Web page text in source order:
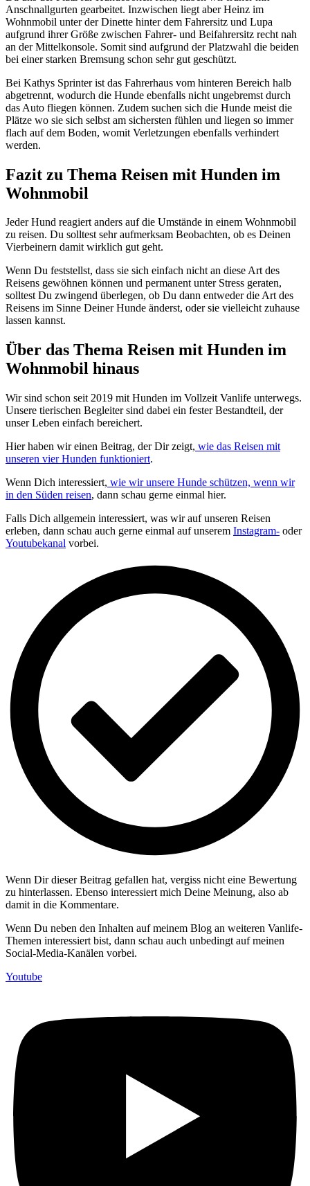
Anschnallgurten gearbeitet. Inzwischen liegt aber Heinz im
Wohnmobil unter der Dinette hinter dem Fahrersitz und Lupa
aufgrund ihrer Größe zwischen Fahrer- und Beifahrersitz recht nah
an der Mittelkonsole. Somit sind aufgrund der Platzwahl die beiden
bei einer starken Bremsung schon sehr gut geschützt.
Bei Kathys Sprinter ist das Fahrerhaus vom hinteren Bereich halb
abgetrennt, wodurch die Hunde ebenfalls nicht ungebremst durch
das Auto fliegen können. Zudem suchen sich die Hunde meist die
Plätze wo sie sich selbst am sichersten fühlen und liegen so immer
flach auf dem Boden, womit Verletzungen ebenfalls verhindert
werden.
Fazit zu Thema Reisen mit Hunden im
Wohnmobil
Jeder Hund reagiert anders auf die Umstände in einem Wohnmobil
zu reisen. Du solltest sehr aufmerksam Beobachten, ob es Deinen
Vierbeinern damit wirklich gut geht.
Wenn Du feststellst, dass sie sich einfach nicht an diese Art des
Reisens gewöhnen können und permanent unter Stress geraten,
solltest Du zwingend überlegen, ob Du dann entweder die Art des
Reisens im Sinne Deiner Hunde änderst, oder sie vielleicht zuhause
lassen kannst.
Über das Thema Reisen mit Hunden im
Wohnmobil hinaus
Wir sind schon seit 2019 mit Hunden im Vollzeit Vanlife unterwegs.
Unsere tierischen Begleiter sind dabei ein fester Bestandteil, der
unser Leben einfach bereichert.
Hier haben wir einen Beitrag, der Dir zeigt, wie das Reisen mit
unseren vier Hunden funktioniert.
Wenn Dich interessiert, wie wir unsere Hunde schützen, wenn wir
in den Süden reisen, dann schau gerne einmal hier.
Falls Dich allgemein interessiert, was wir auf unseren Reisen
erleben, dann schau auch gerne einmal auf unserem Instagram- oder
Youtubekanal vorbei.
Wenn Dir dieser Beitrag gefallen hat, vergiss nicht eine Bewertung
zu hinterlassen. Ebenso interessiert mich Deine Meinung, also ab
damit in die Kommentare.
Wenn Du neben den Inhalten auf meinem Blog an weiteren Vanlife-
Themen interessiert bist, dann schau auch unbedingt auf meinen
Social-Media-Kanälen vorbei.
Youtube